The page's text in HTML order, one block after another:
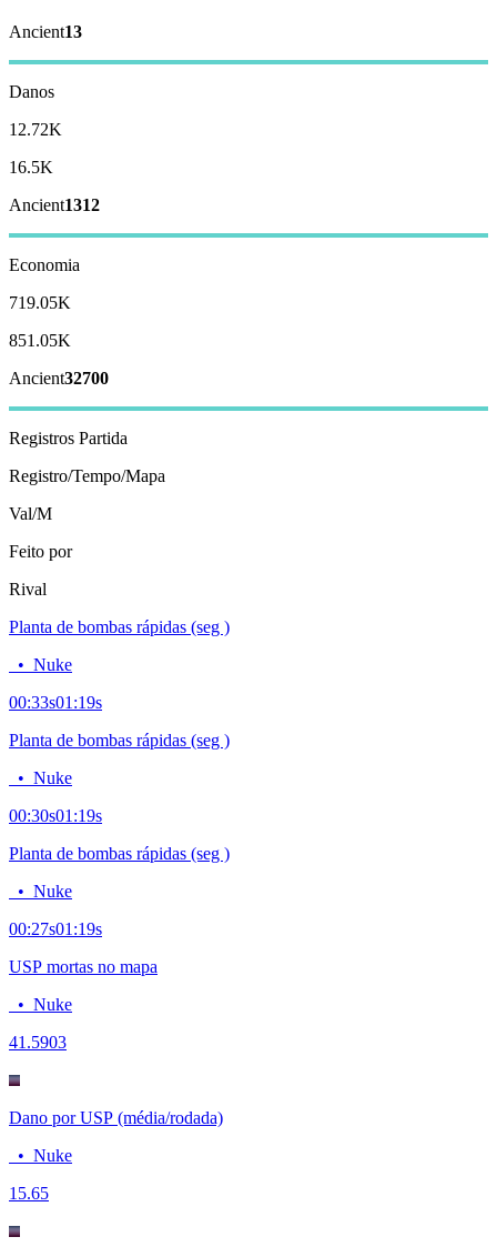
Ancient13
Danos
12.72K
16.5K
Ancient1312
Economia
719.05K
851.05K
Ancient32700
Registros Partida
Registro/Tempo/Mapa
Val/M
Feito por
Rival
Planta de bombas rápidas (seg )
• Nuke
00:33s01:19s
Planta de bombas rápidas (seg )
• Nuke
00:30s01:19s
Planta de bombas rápidas (seg )
• Nuke
00:27s01:19s
USP mortas no mapa
• Nuke
41.5903
Dano por USP (média/rodada)
• Nuke
15.65